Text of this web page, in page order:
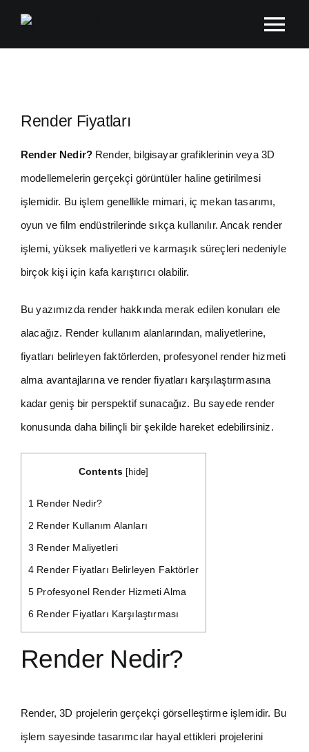
Hakkında
Çalışmalar
Blog
İletişim
Render Fiyatları
Render Nedir?Render, bilgisayar grafiklerinin veya 3D
modellemelerin gerçekçi görüntüler haline getirilmesi
işlemidir. Bu işlem genellikle mimari, iç mekan tasarımı,
oyun ve film endüstrilerinde sıkça kullanılır. Ancak render
işlemi, yüksek maliyetleri ve karmaşık süreçleri nedeniyle
birçok kişi için kafa karıştırıcı olabilir.
Bu yazımızda render hakkında merak edilen konuları ele
alacağız. Render kullanım alanlarından, maliyetlerine,
fiyatları belirleyen faktörlerden, profesyonel render hizmeti
alma avantajlarına ve render fiyatları karşılaştırmasına
kadar geniş bir perspektif sunacağız. Bu sayede render
konusunda daha bilinçli bir şekilde hareket edebilirsiniz.
Contents [hide]
1 Render Nedir?
2 Render Kullanım Alanları
3 Render Maliyetleri
4 Render Fiyatları Belirleyen Faktörler
5 Profesyonel Render Hizmeti Alma
6 Render Fiyatları Karşılaştırması
Render Nedir?
Render, 3D projelerin gerçekçi görselleştirme işlemidir. Bu
işlem sayesinde tasarımcılar hayal ettikleri projelerini